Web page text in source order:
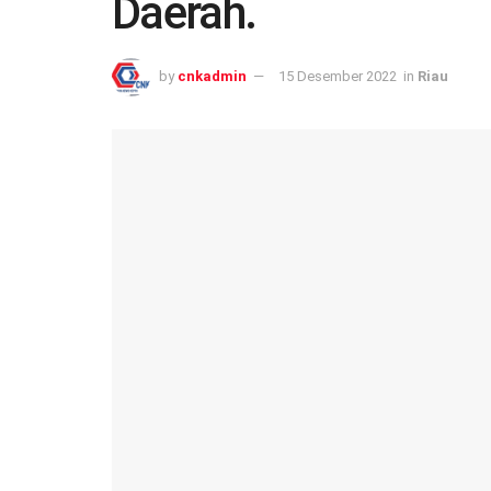
Daerah.
by cnkadmin 15 Desember 2022 in Riau